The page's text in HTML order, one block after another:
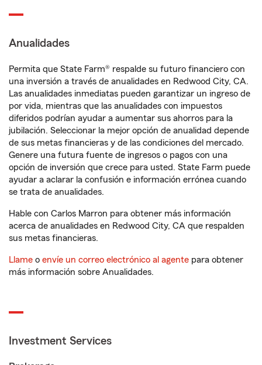
Anualidades
Permita que State Farm® respalde su futuro financiero con
una inversión a través de anualidades en Redwood City, CA.
Las anualidades inmediatas pueden garantizar un ingreso de
por vida, mientras que las anualidades con impuestos
diferidos podrían ayudar a aumentar sus ahorros para la
jubilación. Seleccionar la mejor opción de anualidad depende
de sus metas financieras y de las condiciones del mercado.
Genere una futura fuente de ingresos o pagos con una
opción de inversión que crece para usted. State Farm puede
ayudar a aclarar la confusión e información errónea cuando
se trata de anualidades.
Hable con Carlos Marron para obtener más información
acerca de anualidades en Redwood City, CA que respalden
sus metas financieras.
Llame o envíe un correo electrónico al agente para obtener
más información sobre Anualidades.
Investment Services